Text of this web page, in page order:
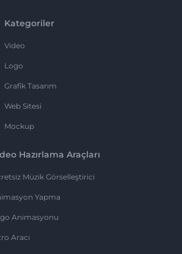
Kategoriler
Video
Logo
Grafik Tasarım
Web Sitesi
Mockup
Hazırlama Araçları
Müzik Görselleştirici
Yapma
Animasyonu
Aracı